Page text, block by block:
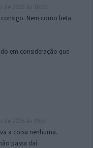
Nem como beta
em consideração que
a coisa nenhuma.
passa daí.